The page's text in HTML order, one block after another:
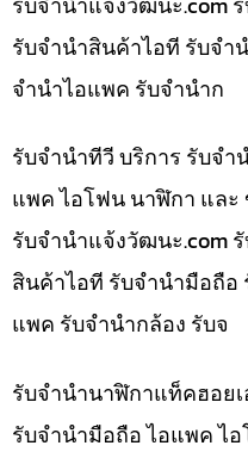
รับจำนำสินค้าไอที รับจำ
จำนำไอแพค รับจำนำก
รับจำนำทีวี บริการ รับจ
แพค ไอโฟน นาฬิกา และ
รับจํานําแจ้งวัฒนะ.com
สินค้าไอที รับจำนำมือถือ
แพค รับจำนำกล้อง รับจ
รับจำนำนาฬิกาแท็คฮอย
รับจำนำมือถือ ไอแพค ไ